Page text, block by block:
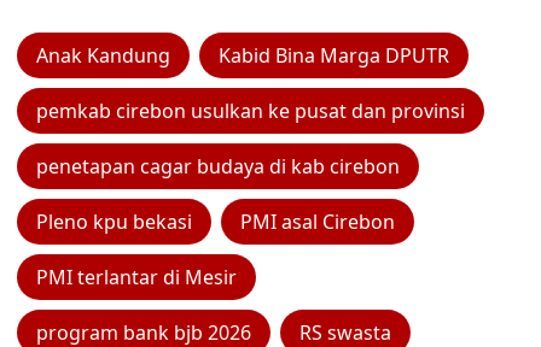
Anak Kandung Kabid Bina Marga DPUTR
pemkab cirebon usulkan ke pusat dan provinsi
penetapan cagar budaya di kab cirebon
Pleno kpu bekasi PMI asal Cirebon
PMI terlantar di Mesir
program bank bjb 2026 RS swasta